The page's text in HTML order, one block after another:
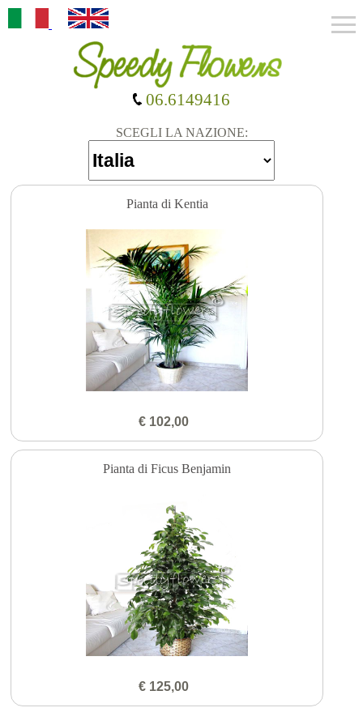
SCEGLI LA NAZIONE:
06.6149416
Pianta di Kentia
€ 102,00
Pianta di Ficus Benjamin
€ 125,00